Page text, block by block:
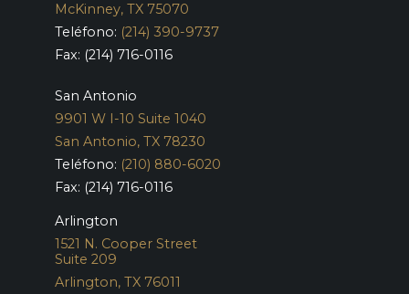
McKinney, TX 75070
Teléfono: (214) 390-9737
Fax: (214) 716-0116
San Antonio
9901 W I-10 Suite 1040
San Antonio, TX 78230
Teléfono: (210) 880-6020
Fax: (214) 716-0116
Arlington
1521 N. Cooper Street
Suite 209
Arlington, TX 76011